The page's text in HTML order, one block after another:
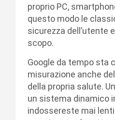
proprio PC,
questo modo le
sicurezza dell’utente
scopo.
Google da tempo sta
misurazione anche
della propria salute.
un sistema dinamico
indossereste mai